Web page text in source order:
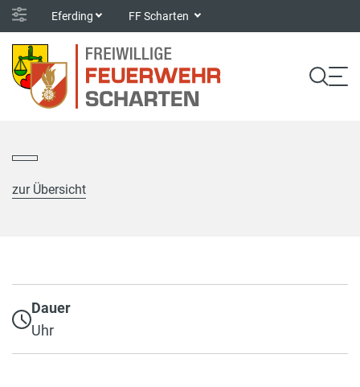
Eferding FF Scharten
zur Übersicht
Dauer
Uhr